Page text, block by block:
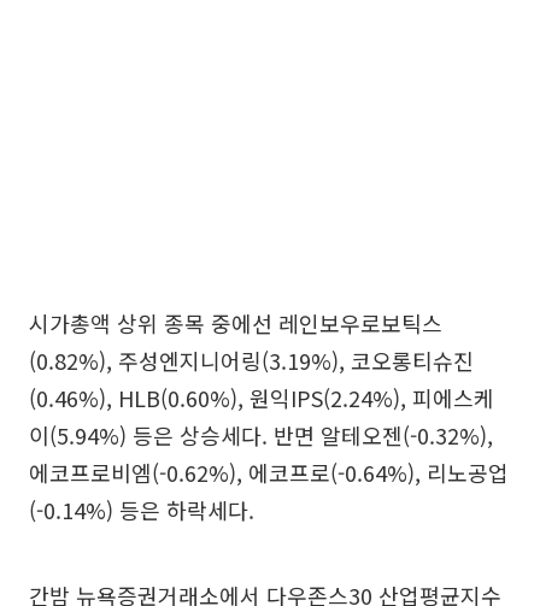
시가총액 상위 종목 중에선 레인보우로보틱스
(0.82%), 주성엔지니어링(3.19%), 코오롱티슈진
(0.46%), HLB(0.60%), 원익IPS(2.24%), 피에스케
이(5.94%) 등은 상승세다. 반면 알테오젠(-0.32%),
에코프로비엠(-0.62%), 에코프로(-0.64%), 리노공업
(-0.14%) 등은 하락세다.
간밤 뉴욕증권거래소에서 다우존스30 산업평균지수